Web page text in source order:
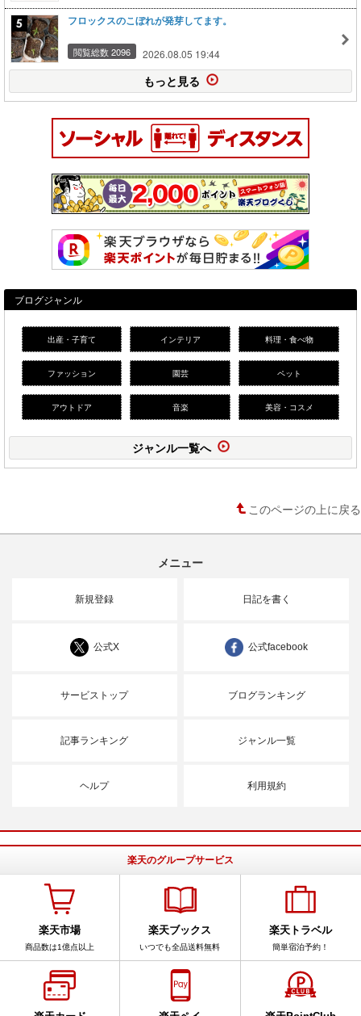
フロックスのこぼれが発芽してます。
閲覧総数 2096 2026.08.05 19:44
もっと見る
ブログジャンル
出産・子育て インテリア 料理・食べ物
ファッション 園芸 ペット
アウトドア 音楽 美容・コスメ
ジャンル一覧へ
このページの上に戻る
メニュー
新規登録 日記を書く
公式X 公式facebook
サービストップ ブログランキング
記事ランキング ジャンル一覧
ヘルプ 利用規約
楽天のグループサービス
楽天市場
商品数は1億点以上
楽天ブックス
いつでも全品送料無料
楽天トラベル
簡単宿泊予約！